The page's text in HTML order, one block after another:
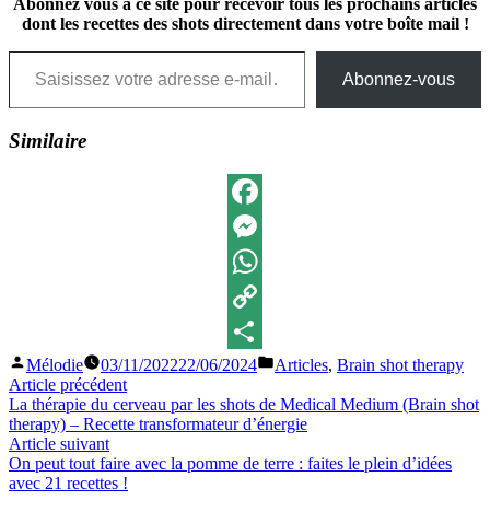
Abonnez vous à ce site pour recevoir tous les prochains articles
dont les recettes des shots directement dans votre boîte mail !
Saisissez votre adresse e-mail…
Abonnez-vous
Similaire
Facebook
Messenger
WhatsApp
Copy
Link
Partager
Publié
par
Mélodie 03/11/202222/06/2024
Publié
Articles, Brain shot therapy
Navigation
de
l’article
Article précédentArticle
précédent :
La thérapie du cerveau par les shots de Medical Medium (Brain shot
therapy) – Recette transformateur d’énergie
Article suivantArticle
suivant
:
On peut tout faire avec la pomme de terre : faites le plein d’idées
avec 21 recettes !